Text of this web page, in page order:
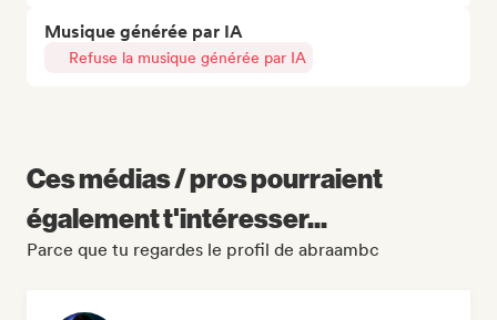
Musique générée par IA
Refuse la musique générée par IA
Ces médias / pros pourraient
également t'intéresser...
Parce que tu regardes le profil de abraambc